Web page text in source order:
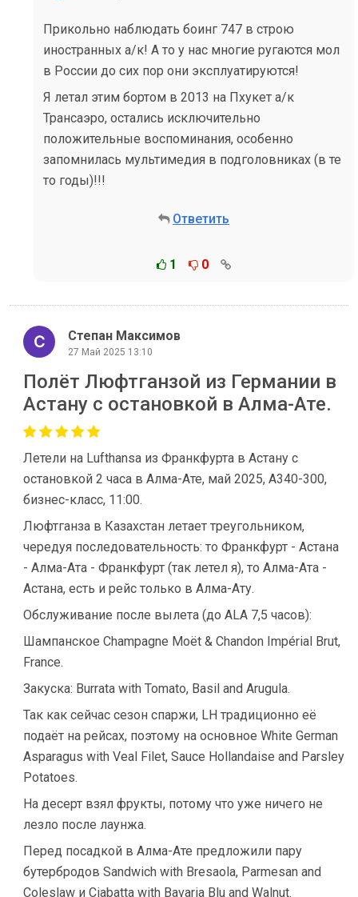
Прикольно наблюдать боинг 747 в строю
иностранных а/к! А то у нас многие ругаются мол
в России до сих пор они эксплуатируются!
Я летал этим бортом в 2013 на Пхукет а/к
Трансаэро, остались исключительно
положительные воспоминания, особенно
запомнилась мультимедия в подголовниках (в те
то годы)!!!
Ответить
1 0
Степан Максимов
27 Май 2025 13:10
Полёт Люфтганзой из Германии в
Астану с остановкой в Алма-Ате.
Летели на Lufthansa из Франкфурта в Астану с
остановкой 2 часа в Алма-Ате, май 2025, A340-300,
бизнес-класс, 11:00.
Люфтганза в Казахстан летает треугольником,
чередуя последовательность: то Франкфурт - Астана
- Алма-Ата - Франкфурт (так летел я), то Алма-Ата -
Астана, есть и рейс только в Алма-Ату.
Обслуживание после вылета (до ALA 7,5 часов):
Шампанское Champagne Moët & Chandon Impérial Brut,
France.
Закуска: Burrata with Tomato, Basil and Arugula.
Так как сейчас сезон спаржи, LH традиционно её
подаёт на рейсах, поэтому на основное White German
Asparagus with Veal Filet, Sauce Hollandaise and Parsley
Potatoes.
На десерт взял фрукты, потому что уже ничего не
лезло после лаунжа.
Перед посадкой в Алма-Ате предложили пару
бутербродов Sandwich with Bresaola, Parmesan and
Coleslaw и Ciabatta with Bavaria Blu and Walnut.